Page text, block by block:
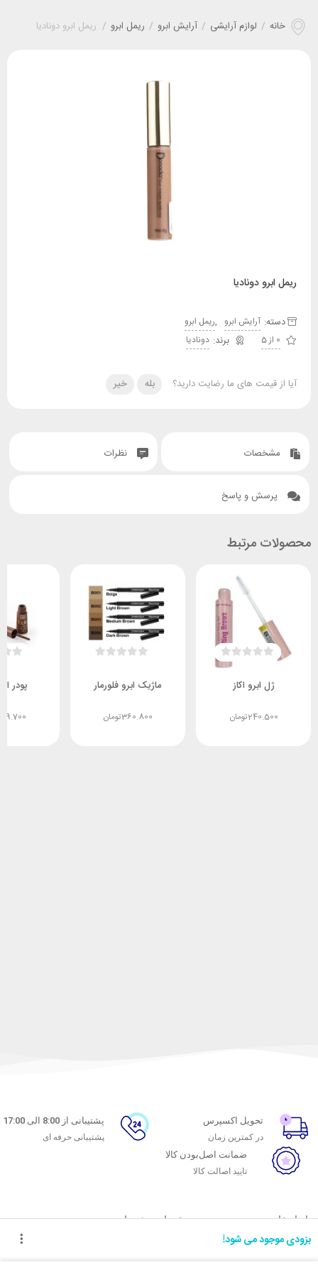
خانه / لوازم آرایشی / آرایش ابرو / ریمل ابرو / ریمل ابرو دونادیا
ریمل ابرو دونادیا
دسته: آرایش ابرو ,ریمل ابرو
0 از 5
دونادیا
آیا از قیمت های ما رضایت دارید؟ بله خیر
مشخصات نظرات
پرسش و پاسخ
محصولات مرتبط
ژل ابرو اکاز
تومان240.500
ماژیک ابرو فلورمار
تومان360.800
پودر
بزودی موجود می شود!
تحویل اکسپرس
در کمترین زمان
پشتیبانی از 8:00 الی 17:00
پشتیبانی حرفه ای
ضمانت اصل‌بودن کالا
تایید اصالت کالا
با ماه خانوم
اتاق خبر ماه خانوم
خدمات مشتریان